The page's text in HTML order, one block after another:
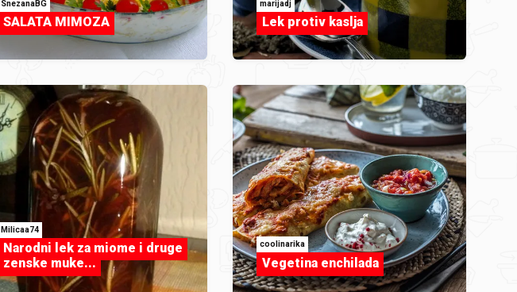
SnezanaBG
SALATA MIMOZA
marijadj
Lek protiv kaslja
Milicaa74
Narodni lek za miome i druge
zenske muke...
coolinarika
Vegetina enchilada